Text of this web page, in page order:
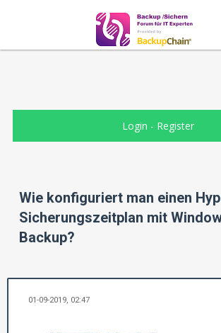
Login - Register
Wie konfiguriert man einen
Sicherungszeitplan mit
Backup?
01-09-2019, 02:47